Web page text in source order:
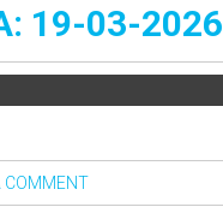
19-03-2026
COMMENT